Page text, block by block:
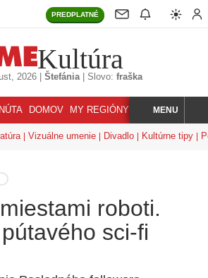
PREDPLATNÉ
Kultúra
2026 Štefánia| Slovo: fraška
DOMOV MY REGIÓNY KORZÁR
HĽADAJMENU
Vizuálne umenie Divadlo Kultúrne tipy
roboti.
sci-fi